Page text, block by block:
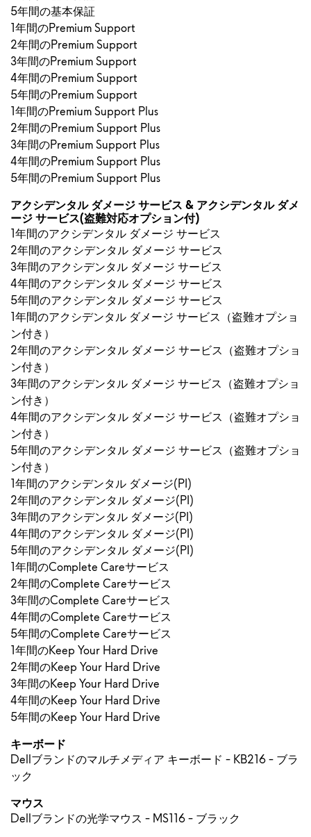
5年間の基本保証
1年間のPremium Support
2年間のPremium Support
3年間のPremium Support
4年間のPremium Support
5年間のPremium Support
1年間のPremium Support Plus
2年間のPremium Support Plus
3年間のPremium Support Plus
4年間のPremium Support Plus
5年間のPremium Support Plus
アクシデンタル ダメージ サービス & アクシデンタル ダメ
ージ サービス(盗難対応オプション付)
1年間のアクシデンタル ダメージ サービス
2年間のアクシデンタル ダメージ サービス
3年間のアクシデンタル ダメージ サービス
4年間のアクシデンタル ダメージ サービス
5年間のアクシデンタル ダメージ サービス
1年間のアクシデンタル ダメージ サービス（盗難オプショ
ン付き）
2年間のアクシデンタル ダメージ サービス（盗難オプショ
ン付き）
3年間のアクシデンタル ダメージ サービス（盗難オプショ
ン付き）
4年間のアクシデンタル ダメージ サービス（盗難オプショ
ン付き）
5年間のアクシデンタル ダメージ サービス（盗難オプショ
ン付き）
1年間のアクシデンタル ダメージ(PI)
2年間のアクシデンタル ダメージ(PI)
3年間のアクシデンタル ダメージ(PI)
4年間のアクシデンタル ダメージ(PI)
5年間のアクシデンタル ダメージ(PI)
1年間のComplete Careサービス
2年間のComplete Careサービス
3年間のComplete Careサービス
4年間のComplete Careサービス
5年間のComplete Careサービス
1年間のKeep Your Hard Drive
2年間のKeep Your Hard Drive
3年間のKeep Your Hard Drive
4年間のKeep Your Hard Drive
5年間のKeep Your Hard Drive
キーボード
Dellブランドのマルチメディア キーボード - KB216 - ブラ
ック
マウス
Dellブランドの光学マウス - MS116 - ブラック